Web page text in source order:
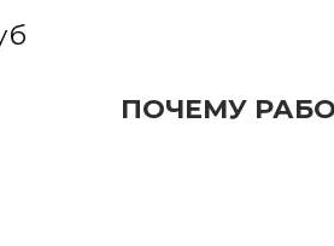
ПОЧЕМУ